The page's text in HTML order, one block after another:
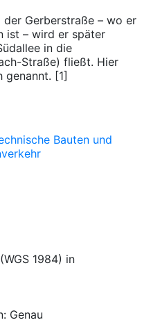
der Gerberstraße – wo er
ist – wird er später
in die
Straße) fließt. Hier
genannt. [1]
Bauten und
1984) in
Genau